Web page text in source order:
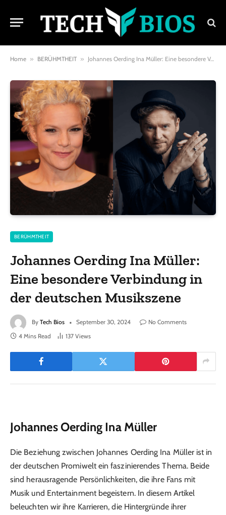
Home » BERÜHMTHEIT » Johannes Oerding Ina Müller: Eine besondere Verbindung in der deutschen Musikszene
BERÜHMTHEIT
Johannes Oerding Ina Müller:
Eine besondere Verbindung in
der deutschen Musikszene
By Tech Bios September 30, 2024
No Comments
4 Mins Read
137 Views
Johannes Oerding Ina Müller
Die Beziehung zwischen Johannes Oerding Ina Müller ist in
der deutschen Promiwelt ein faszinierendes Thema. Beide
sind herausragende Persönlichkeiten, die ihre Fans mit
Musik und Entertainment begeistern. In diesem Artikel
beleuchten wir ihre Karrieren, die Hintergründe ihrer